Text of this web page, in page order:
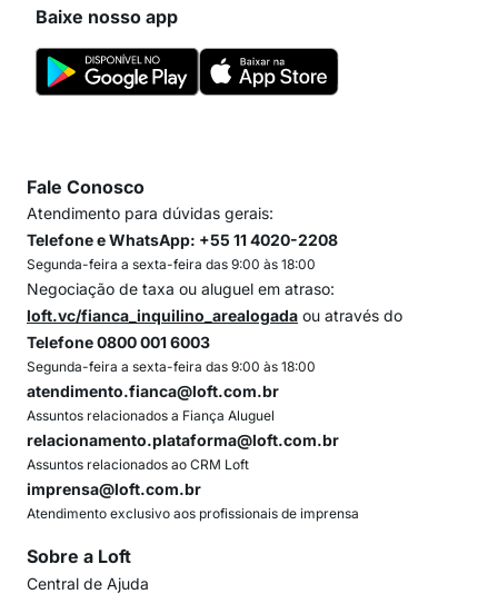
Baixe nosso app
Fale Conosco
Atendimento para dúvidas gerais:
Telefone e WhatsApp: +55 11 4020-2208
Segunda-feira a sexta-feira das 9:00 às 18:00
Negociação de taxa ou aluguel em atraso:
loft.vc/fianca_inquilino_arealogada ou através do
Telefone 0800 001 6003
Segunda-feira a sexta-feira das 9:00 às 18:00
atendimento.fianca@loft.com.br
Assuntos relacionados a Fiança Aluguel
relacionamento.plataforma@loft.com.br
Assuntos relacionados ao CRM Loft
imprensa@loft.com.br
Atendimento exclusivo aos profissionais de imprensa
Sobre a Loft
Central de Ajuda